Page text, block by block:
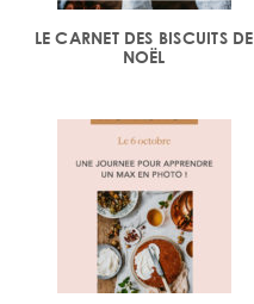
LE CARNET DES BISCUITS DE
NOËL